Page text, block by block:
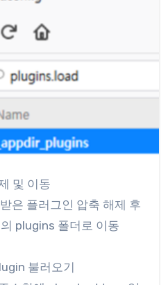
및 이동
은 플러그인 압축 해제 후
plugins 폴더로 이동
불러오기